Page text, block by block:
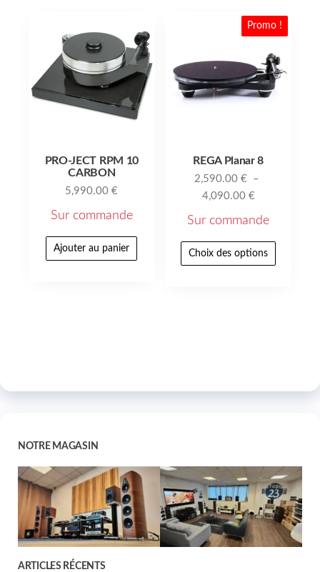
PRO-JECT RPM 10
CARBON
5,990.00€
Sur commande
Ajouter au panier
Promo !
REGA Planar 8
2,590.00€ –
4,090.00 €
Sur commande
Choix des options
NOTRE MAGASIN
ARTICLES RÉCENTS